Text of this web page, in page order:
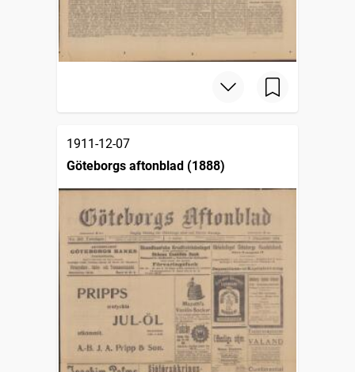
1911-12-07
Göteborgs aftonblad (1888)